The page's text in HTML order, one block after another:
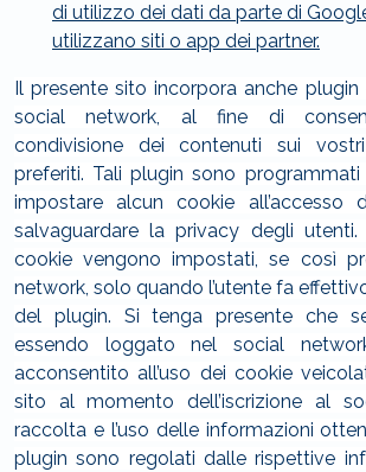
di utilizzo dei dati da parte di
utilizzano siti o app dei partner.
Il presente sito incorpora anche
social network, al fine di
condivisione dei contenuti sui
preferiti. Tali plugin sono
impostare alcun cookie all’accesso
salvaguardare la privacy degli utenti.
cookie vengono impostati, se così
network, solo quando l’utente fa
del plugin. Si tenga presente che
essendo loggato nel social
acconsentito all’uso dei cookie
sito al momento dell’iscrizione al
raccolta e l’uso delle informazioni
plugin sono regolati dalle rispettive